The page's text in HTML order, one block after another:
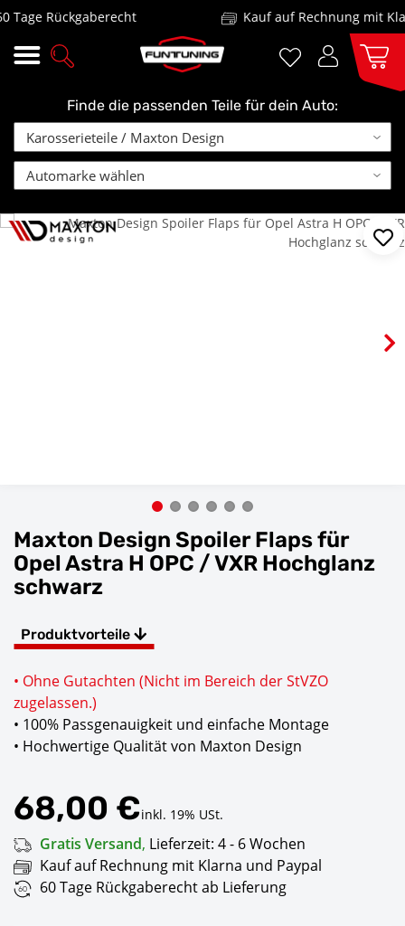
Tage Rückgaberecht Kauf auf Rechnung mit
Finde die passenden Teile für dein Auto:
Maxton Design Spoiler Flaps für
Opel Astra H OPC / VXR Hochglanz
schwarz
Produktvorteile
• Ohne Gutachten (Nicht im Bereich der StVZO
zugelassen.)
• 100% Passgenauigkeit und einfache Montage
• Hochwertige Qualität von Maxton Design
68,00 €inkl. 19% USt.
Gratis Versand, Lieferzeit: 4 - 6 Wochen
Kauf auf Rechnung mit Klarna und Paypal
60 Tage Rückgaberecht ab Lieferung